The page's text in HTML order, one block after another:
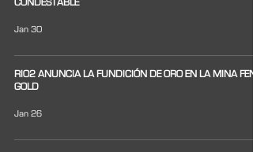
CONDESTABLE
Jan 30
RIO2 ANUNCIA LA FUNDICIÓN DE ORO EN LA MINA
GOLD
Jan 26